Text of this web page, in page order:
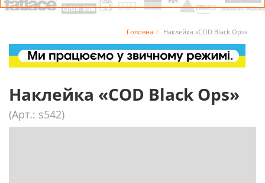
Головна Наклейка «COD Black Ops»
Наклейка «COD Black Ops»
(Арт.: s542)